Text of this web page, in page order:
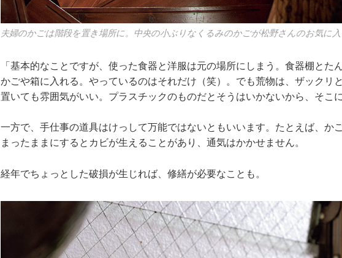
夫婦のかごは階段を置き場所に。中央の小ぶりなくるみのかごが松野さんのお気に入
「基本的なことですが、使った食器と洋服は元の場所にしまう。食器棚とた
かごや箱に入れる。やっているのはそれだけ（笑）。でも荒物は、ザックリ
置いても雰囲気がいい。プラスチックのものだとそうはいかないから、そこ
一方で、手仕事の道具はけっして万能ではないともいいます。たとえば、か
まったままにするとカビが生えることがあり、通気はかかせません。
経年でちょっとした破損が生じれば、修繕が必要なことも。